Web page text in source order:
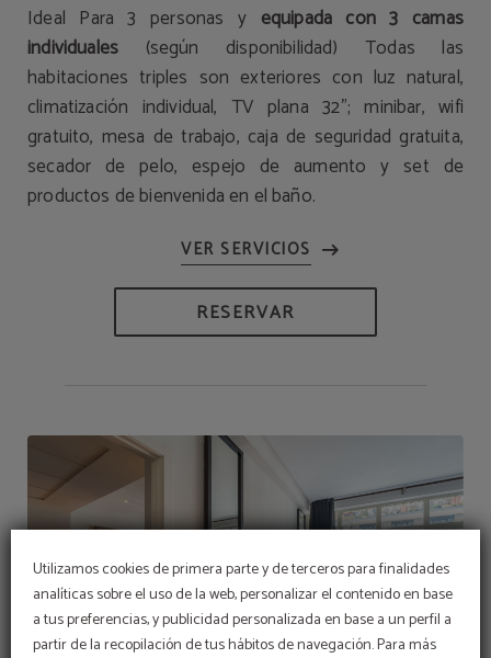
Utilizamos cookies de primera parte y de terceros para finalidades
analíticas sobre el uso de la web, personalizar el contenido en base
a tus preferencias, y publicidad personalizada en base a un perfil a
partir de la recopilación de tus hábitos de navegación. Para más
Ideal Para 3 personas y equipada con 3 camas
individuales (según disponibilidad) Todas las
habitaciones triples son exteriores con luz natural,
climatización individual, TV plana 32"; minibar, wifi
gratuito, mesa de trabajo, caja de seguridad gratuita,
secador de pelo, espejo de aumento y set de
productos de bienvenida en el baño.
RESERVAR